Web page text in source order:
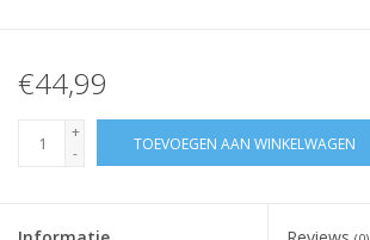
€44,99
+
-
TOEVOEGEN AAN WINKELWAGEN